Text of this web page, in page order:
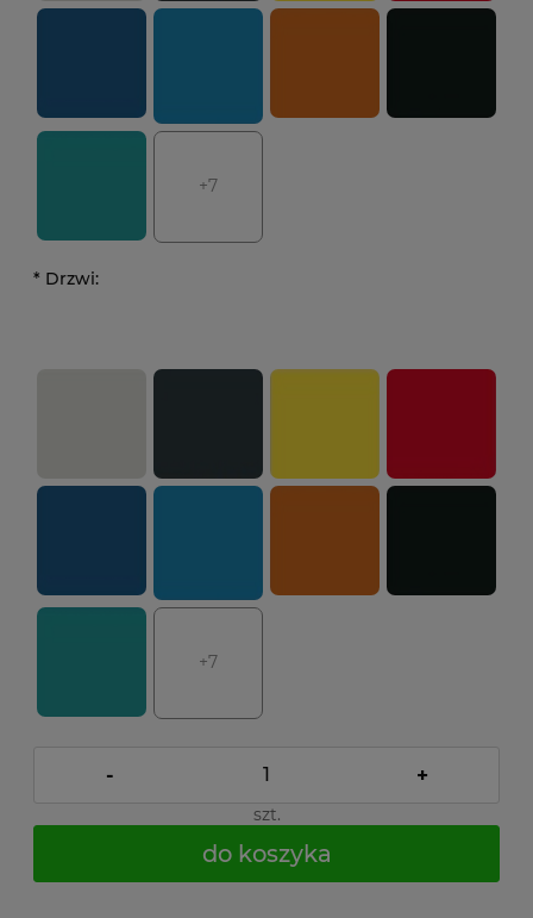
+7
* Drzwi:
+7
- +
szt.
do koszyka